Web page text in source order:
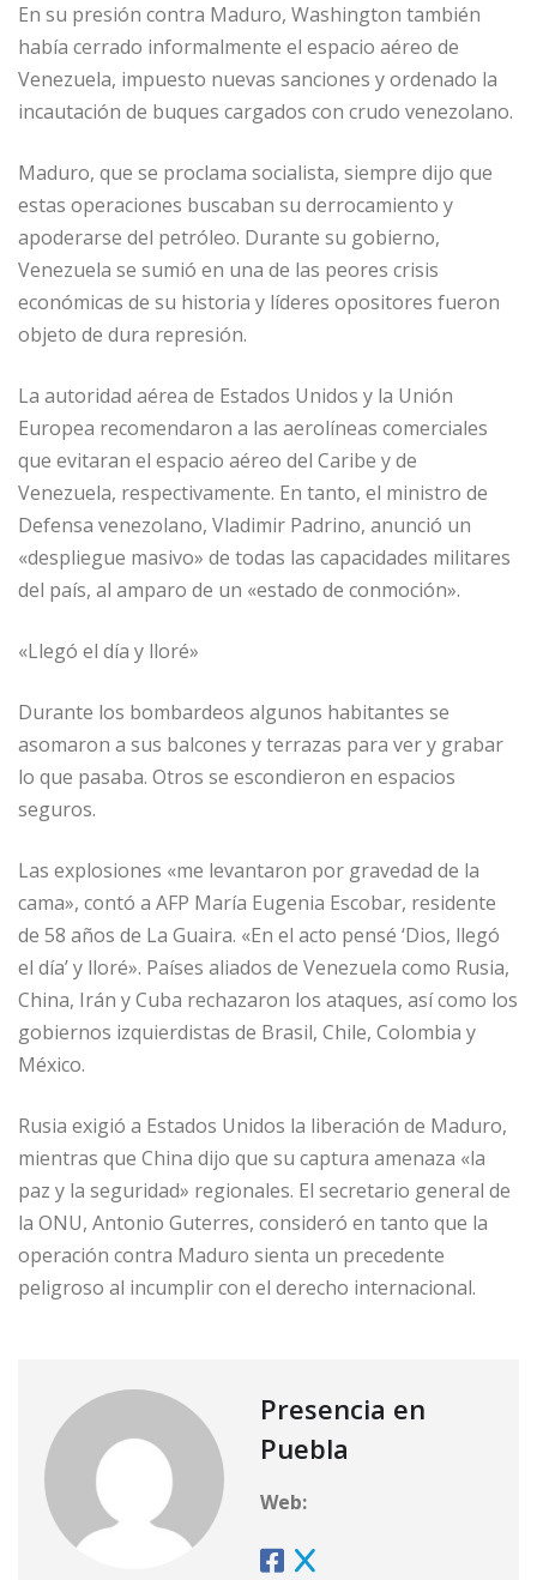
En su presión contra Maduro, Washington también
había cerrado informalmente el espacio aéreo de
Venezuela, impuesto nuevas sanciones y ordenado la
incautación de buques cargados con crudo venezolano.
Maduro, que se proclama socialista, siempre dijo que
estas operaciones buscaban su derrocamiento y
apoderarse del petróleo. Durante su gobierno,
Venezuela se sumió en una de las peores crisis
económicas de su historia y líderes opositores fueron
objeto de dura represión.
La autoridad aérea de Estados Unidos y la Unión
Europea recomendaron a las aerolíneas comerciales
que evitaran el espacio aéreo del Caribe y de
Venezuela, respectivamente. En tanto, el ministro de
Defensa venezolano, Vladimir Padrino, anunció un
«despliegue masivo» de todas las capacidades militares
del país, al amparo de un «estado de conmoción».
«Llegó el día y lloré»
Durante los bombardeos algunos habitantes se
asomaron a sus balcones y terrazas para ver y grabar
lo que pasaba. Otros se escondieron en espacios
seguros.
Las explosiones «me levantaron por gravedad de la
cama», contó a AFP María Eugenia Escobar, residente
de 58 años de La Guaira. «En el acto pensé ‘Dios, llegó
el día’ y lloré». Países aliados de Venezuela como Rusia,
China, Irán y Cuba rechazaron los ataques, así como los
gobiernos izquierdistas de Brasil, Chile, Colombia y
México.
Rusia exigió a Estados Unidos la liberación de Maduro,
mientras que China dijo que su captura amenaza «la
paz y la seguridad» regionales. El secretario general de
la ONU, Antonio Guterres, consideró en tanto que la
operación contra Maduro sienta un precedente
peligroso al incumplir con el derecho internacional.
Presencia en
Puebla
Web: